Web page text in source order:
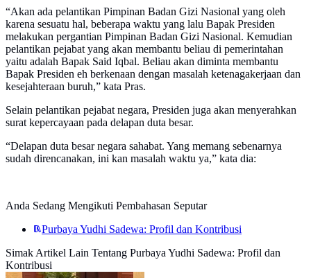
“Akan ada pelantikan Pimpinan Badan Gizi Nasional yang oleh
karena sesuatu hal, beberapa waktu yang lalu Bapak Presiden
melakukan pergantian Pimpinan Badan Gizi Nasional. Kemudian
pelantikan pejabat yang akan membantu beliau di pemerintahan
yaitu adalah Bapak Said Iqbal. Beliau akan diminta membantu
Bapak Presiden eh berkenaan dengan masalah ketenagakerjaan dan
kesejahteraan buruh,” kata Pras.
Selain pelantikan pejabat negara, Presiden juga akan menyerahkan
surat kepercayaan pada delapan duta besar.
“Delapan duta besar negara sahabat. Yang memang sebenarnya
sudah direncanakan, ini kan masalah waktu ya,” kata dia:
Anda Sedang Mengikuti Pembahasan Seputar
Purbaya Yudhi Sadewa: Profil dan Kontribusi
Simak Artikel Lain Tentang Purbaya Yudhi Sadewa: Profil dan
Kontribusi